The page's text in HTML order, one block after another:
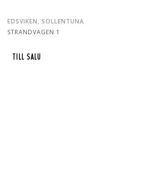
EDSVIKEN, SOLLENTUNA
STRANDVÄGEN 1
TILL SALU